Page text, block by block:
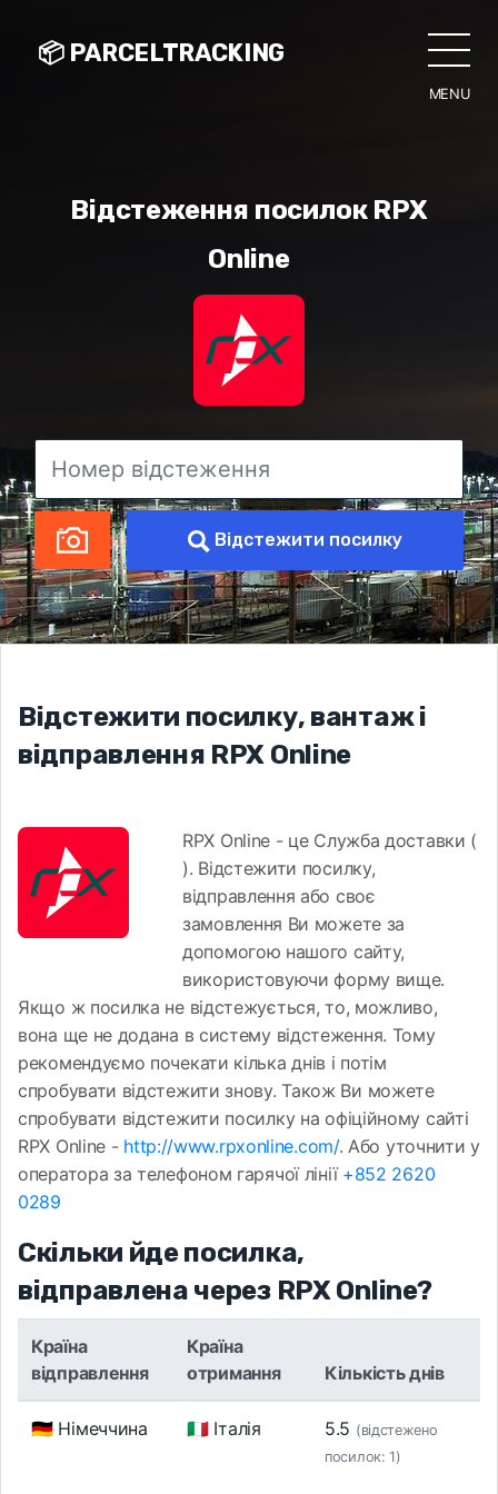
MENU
📦 PARCELTRACKING
Відстеження посилок RPX
Online
Відстежити посилку
Відстежити посилку, вантаж і
відправлення RPX Online
RPX Online - це Служба доставки (
). Відстежити посилку,
відправлення або своє
замовлення Ви можете за
допомогою нашого сайту,
використовуючи форму вище.
Якщо ж посилка не відстежується, то, можливо,
вона ще не додана в систему відстеження. Тому
рекомендуємо почекати кілька днів і потім
спробувати відстежити знову. Також Ви можете
спробувати відстежити посилку на офіційному сайті
RPX Online - http://www.rpxonline.com/. Або уточнити у
оператора за телефоном гарячої лінії +852 2620
0289
Скільки йде посилка,
відправлена ​​через RPX Online?
Країна
відправлення
Країна
отримання
Кількість днів
🇩🇪 Німеччина 🇮🇹 Італія 5.5 (відстежено
посилок: 1)